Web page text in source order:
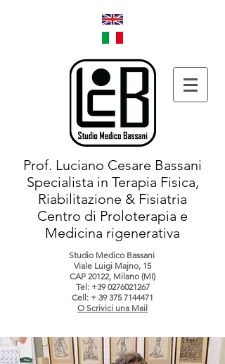
Prof. Luciano Cesare Bassani
Specialista in Terapia Fisica,
Riabilitazione & Fisiatria
Centro di Proloterapia e
Medicina rigenerativa
Studio Medico Bassani
Viale Luigi Majno, 15
CAP 20122, Milano (MI)
Tel: +39 0276021267
Cell: + 39 375 7144471
O Scrivici una Mail